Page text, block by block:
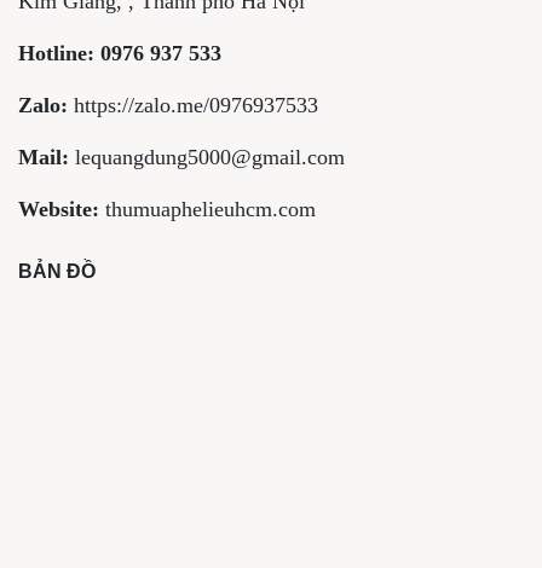
Hotline: 0976 937 533
Zalo: https://zalo.me/0976937533
Mail: lequangdung5000@gmail.com
Website: thumuaphelieuhcm.com
BẢN ĐỒ